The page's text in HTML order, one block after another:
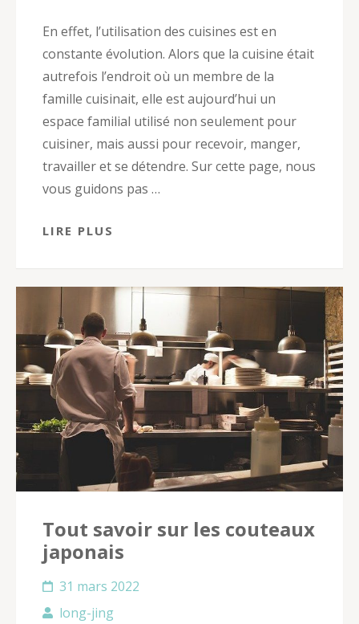
En effet, l’utilisation des cuisines est en
constante évolution. Alors que la cuisine était
autrefois l’endroit où un membre de la
famille cuisinait, elle est aujourd’hui un
espace familial utilisé non seulement pour
cuisiner, mais aussi pour recevoir, manger,
travailler et se détendre. Sur cette page, nous
vous guidons pas …
LIRE PLUS
Tout savoir sur les couteaux
japonais
31 mars 2022
long-jing